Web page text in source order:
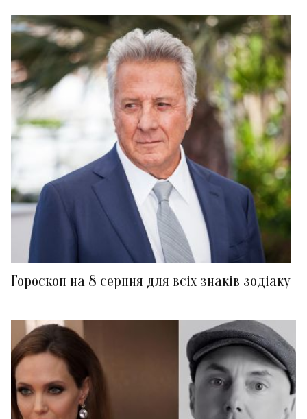
Гороскоп на 8 серпня для всіх знаків зодіаку